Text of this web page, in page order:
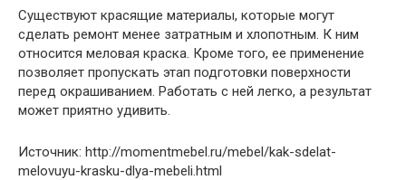
Существуют красящие материалы, которые могут
сделать ремонт менее затратным и хлопотным. К ним
относится меловая краска. Кроме того, ее применение
позволяет пропускать этап подготовки поверхности
перед окрашиванием. Работать с ней легко, а результат
может приятно удивить.
Источник: http://momentmebel.ru/mebel/kak-sdelat-
melovuyu-krasku-dlya-mebeli.html